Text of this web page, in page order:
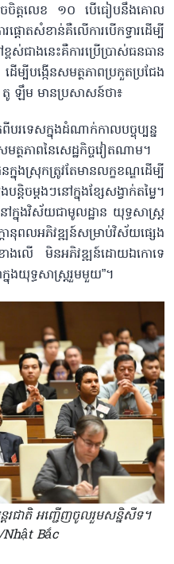
េចចិត្តលេខ ១០ បើធៀបនឹងគោល
ខាន់គឺលើការបើកទ្វារដើម្បី
ជាងនេះគឺការប្រើប្រាស់ធនធាន
បីបង្កើនសមត្ថភាពប្រកួតប្រជែង
តូ ឡឹម មានប្រសាសន៍ថា៖
រទេសក្នុងដំណាក់កាលបច្ចុប្បន្ន
ត្ថភាពនៃសេដ្ឋកិច្ចវៀតណាម។
នុងស្រុកត្រូវតែមានលក្ខខណ្ឌដើម្បី
តងៗនៅក្នុងខ្សែសង្វាក់តម្លៃ។
ៅក្នុងវិស័យជាមូលដ្ឋាន យុទ្ធសាស្ត្រ
ដានុពលអភិវឌ្ឍន៍សម្រាប់វិស័យផ្សេង
ងលើ មិនអភិវឌ្ឍន៍ដោយឯកោទេ
នុងយុទ្ធសាស្ត្ររួមមួយ”។
ជាតិ អញ្ជើញចូលរួមសន្និសីទ។
Nhật Bắc